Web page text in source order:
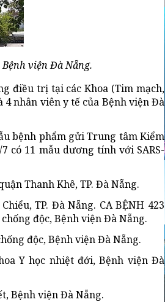
viện Đà Nẵng.
điều trị tại các Khoa (Tim mạch,
nhân viên y tế của Bệnh viện Đà
bệnh phẩm gửi Trung tâm Kiểm
có 11 mẫu dương tính với SARS-
Thanh Khê, TP. Đà Nẵng.
TP. Đà Nẵng. CA BỆNH 423
độc, Bệnh viện Đà Nẵng.
độc, Bệnh viện Đà Nẵng.
Y học nhiệt đới, Bệnh viện Đà
Bệnh viện Đà Nẵng.